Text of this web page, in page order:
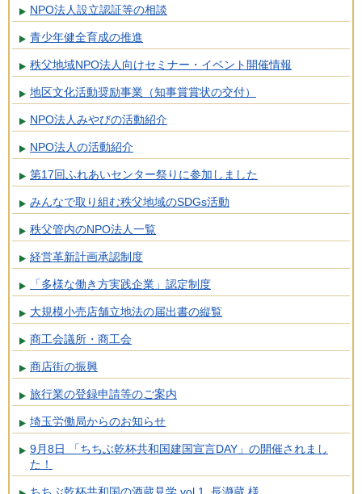
NPO法人設立認証等の相談
青少年健全育成の推進
秩父地域NPO法人向けセミナー・イベント開催情報
地区文化活動奨励事業（知事賞賞状の交付）
NPO法人みやびの活動紹介
NPO法人の活動紹介
第17回ふれあいセンター祭りに参加しました
みんなで取り組む秩父地域のSDGs活動
秩父管内のNPO法人一覧
経営革新計画承認制度
「多様な働き方実践企業」認定制度
大規模小売店舗立地法の届出書の縦覧
商工会議所・商工会
商店街の振興
旅行業の登録申請等のご案内
埼玉労働局からのお知らせ
9月8日 「ちちぶ乾杯共和国建国宣言DAY」の開催されまし
た！
ちちぶ乾杯共和国の酒蔵見学 vol.1 長瀞蔵 様